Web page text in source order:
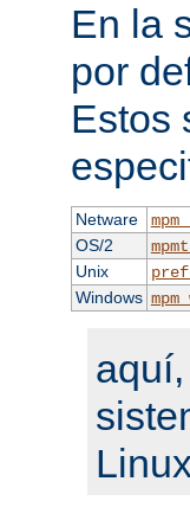
En la
por
Estos
Netware
OS/2
Unix
Windows